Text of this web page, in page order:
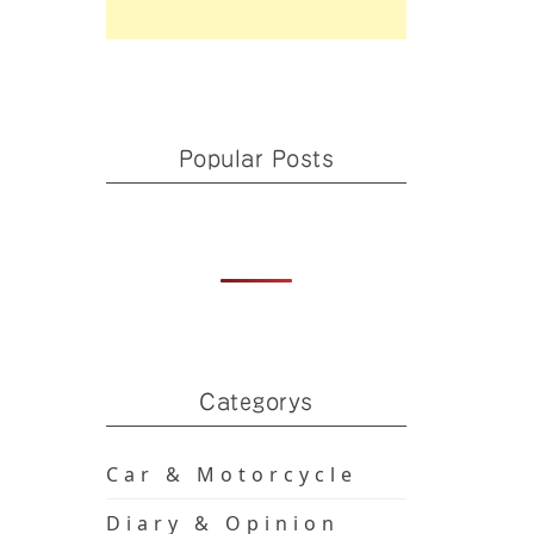
Popular Posts
Categorys
Car & Motorcycle
Diary & Opinion